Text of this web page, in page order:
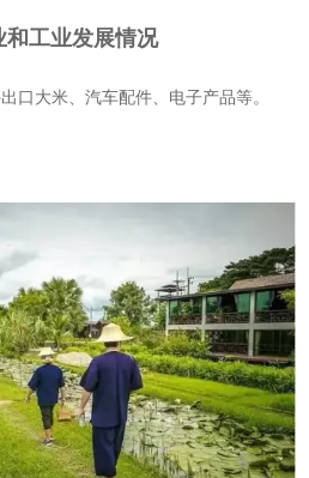
和工业发展情况
口大米、汽车配件、电子产品等。